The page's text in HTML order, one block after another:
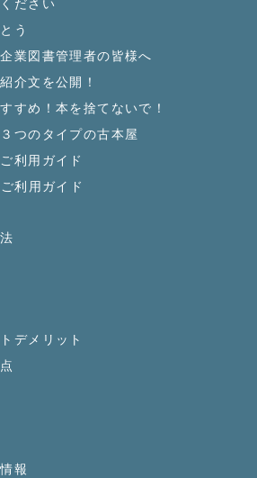
ださい
う
業図書管理者の皆様へ
介文を公開！
すめ！本を捨てないで！
つのタイプの古本屋
利用ガイド
利用ガイド
デメリット
報